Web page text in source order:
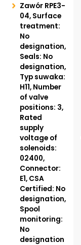
Zawór RPE3-
04, Surface
treatment:
No
designation,
Seals: No
designation,
Typ suwaka:
H11, Number
of valve
positions: 3,
Rated
supply
voltage of
solenoids:
02400,
Connector:
E1, CSA
Certified: No
designation,
Spool
monitoring:
No
designation